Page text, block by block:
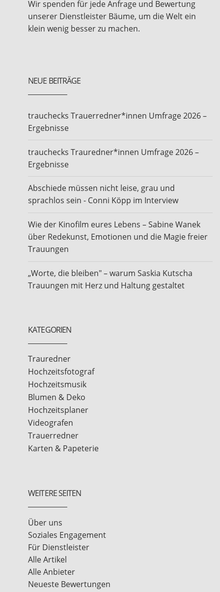
Wir spenden für jede Anfrage und Bewertung
unserer Dienstleister Bäume, um die Welt ein
klein wenig besser zu machen.
NEUE BEITRÄGE
trauchecks Trauerredner*innen Umfrage 2026 –
Ergebnisse
trauchecks Trauredner*innen Umfrage 2026 –
Ergebnisse
Abschiede müssen nicht leise, grau und
sprachlos sein - Conni Köpp im Interview
Wie der Kinofilm eures Lebens – Sabine Wanek
über Redekunst, Emotionen und die Magie freier
Trauungen
„Worte, die bleiben" – warum Saskia Kutscha
Trauungen mit Herz und Haltung gestaltet
KATEGORIEN
Trauredner
Hochzeitsfotograf
Hochzeitsmusik
Blumen & Deko
Hochzeitsplaner
Videografen
Trauerredner
Karten & Papeterie
WEITERE SEITEN
Über uns
Soziales Engagement
Für Dienstleister
Alle Artikel
Alle Anbieter
Neueste Bewertungen